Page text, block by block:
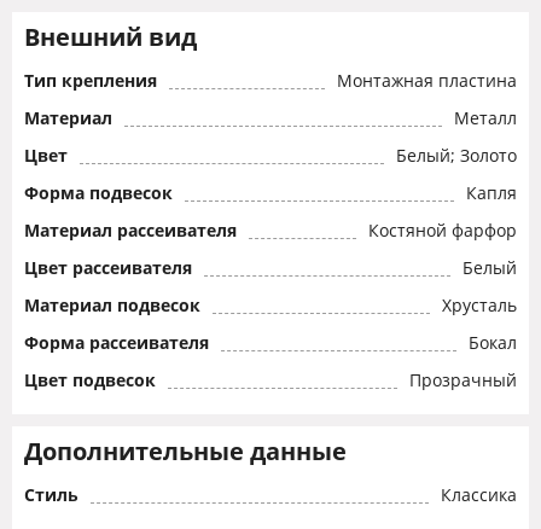
Внешний вид
Тип крепления
Монтажная пластина
Материал
Металл
Цвет
Белый; Золото
Форма подвесок
Капля
Материал рассеивателя
Костяной фарфор
Цвет рассеивателя
Белый
Материал подвесок
Хрусталь
Форма рассеивателя
Бокал
Цвет подвесок
Прозрачный
Дополнительные данные
Стиль Классика